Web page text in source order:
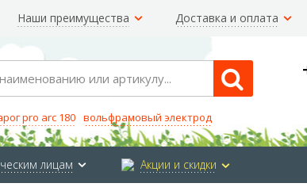
Наши преимущества Доставка и оплата
pro arc 180 вольфрамовый электрод
лицам Акции и скидки